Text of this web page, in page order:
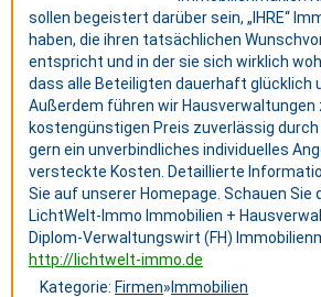
sollen begeistert darüber sein, „IHRE“
haben, die ihren tatsächlichen
entspricht und in der sie sich wirklich
dass alle Beteiligten dauerhaft glücklich
Außerdem führen wir Hausverwaltungen
kostengünstigen Preis zuverlässig
gern ein unverbindliches individuelles
versteckte Kosten. Detaillierte
Sie auf unserer Homepage. Schauen Sie
LichtWelt-Immo Immobilien +
Diplom-Verwaltungswirt (FH)
http://lichtwelt-immo.de
Kategorie: Firmen» Immobilien